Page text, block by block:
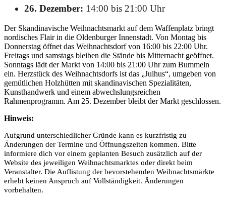
26. Dezember: 14:00 bis 21:00 Uhr
Der Skandinavische Weihnachtsmarkt auf dem Waffenplatz bringt
nordisches Flair in die Oldenburger Innenstadt. Von Montag bis
Donnerstag öffnet das Weihnachtsdorf von 16:00 bis 22:00 Uhr.
Freitags und samstags bleiben die Stände bis Mitternacht geöffnet.
Sonntags lädt der Markt von 14:00 bis 21:00 Uhr zum Bummeln
ein. Herzstück des Weihnachtsdorfs ist das „Julhus“, umgeben von
gemütlichen Holzhütten mit skandinavischen Spezialitäten,
Kunsthandwerk und einem abwechslungsreichen
Rahmenprogramm. Am 25. Dezember bleibt der Markt geschlossen.
Hinweis:
Aufgrund unterschiedlicher Gründe kann es kurzfristig zu
Änderungen der Termine und Öffnungszeiten kommen. Bitte
informiere dich vor einem geplanten Besuch zusätzlich auf der
Website des jeweiligen Weihnachtsmarktes oder direkt beim
Veranstalter. Die Auflistung der bevorstehenden Weihnachtsmärkte
erhebt keinen Anspruch auf Vollständigkeit. Änderungen
vorbehalten.